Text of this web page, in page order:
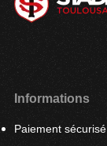
Informations
Paiement sécurisé